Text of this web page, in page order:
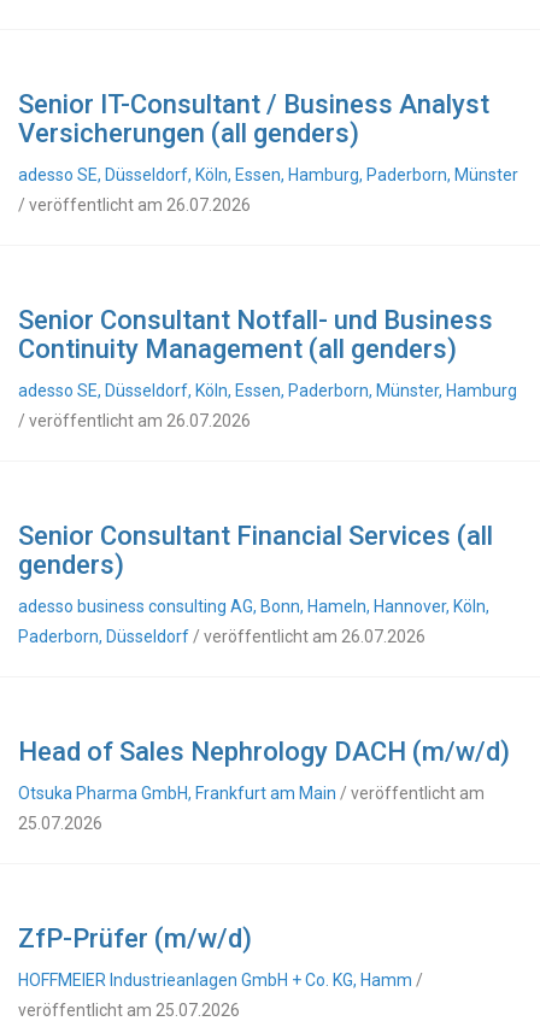
Senior IT-Consultant / Business Analyst
Versicherungen (all genders)
adesso SE, Düsseldorf, Köln, Essen, Hamburg, Paderborn, Münster
/ veröffentlicht am 26.07.2026
Senior Consultant Notfall- und Business
Continuity Management (all genders)
adesso SE, Düsseldorf, Köln, Essen, Paderborn, Münster, Hamburg
/ veröffentlicht am 26.07.2026
Senior Consultant Financial Services (all
genders)
adesso business consulting AG, Bonn, Hameln, Hannover, Köln,
Paderborn, Düsseldorf / veröffentlicht am 26.07.2026
Head of Sales Nephrology DACH (m/w/d)
Otsuka Pharma GmbH, Frankfurt am Main / veröffentlicht am
25.07.2026
ZfP-Prüfer (m/w/d)
HOFFMEIER Industrieanlagen GmbH + Co. KG, Hamm /
veröffentlicht am 25.07.2026